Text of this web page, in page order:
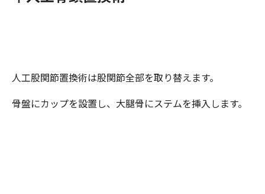
人工股関節置換術は股関節全部を取り替えます。
骨盤にカップを設置し、大腿骨にステムを挿入します。